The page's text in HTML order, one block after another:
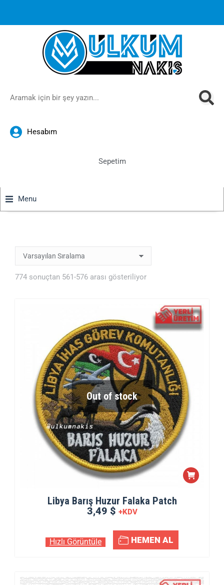
1000 TL ve üzeri siparişlerinizde ücretsiz kargoya ek
İndirimanında sepette!
Hesabım
Sepetim
Menu
774 sonuçtan 561-576 arası gösteriliyor
Out of stock
Libya Barış Huzur Falaka Patch
3,49 $ +KDV
Hızlı Görüntüle HEMEN AL